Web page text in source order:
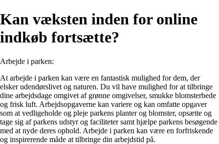
Kan væksten inden for online
indkøb fortsætte?
Arbejde i parken:
At arbejde i parken kan være en fantastisk mulighed for dem, der
elsker udendørslivet og naturen. Du vil have mulighed for at tilbringe
dine arbejdsdage omgivet af grønne omgivelser, smukke blomsterbede
og frisk luft. Arbejdsopgaverne kan variere og kan omfatte opgaver
som at vedligeholde og pleje parkens planter og blomster, opsætte og
tage sig af parkens udstyr og faciliteter samt hjælpe parkens besøgende
med at nyde deres ophold. Arbejde i parken kan være en forfriskende
og inspirerende måde at tilbringe din arbejdstid på.